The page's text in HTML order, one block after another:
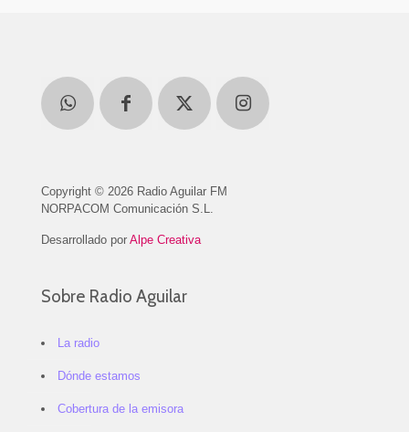
Copyright © 2026 Radio Aguilar FM
NORPACOM Comunicación S.L.
Desarrollado por Alpe Creativa
Sobre Radio Aguilar
La radio
Dónde estamos
Cobertura de la emisora